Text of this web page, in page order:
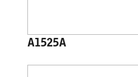
A1525A